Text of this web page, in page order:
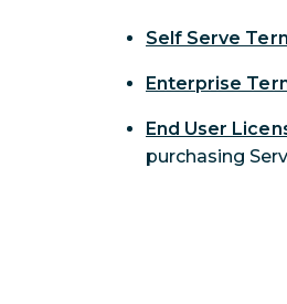
Self Serve
Enterprise
End User
purchasing